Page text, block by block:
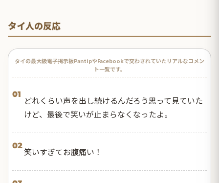
タイ人の反応
タイの最大級電子掲示板PantipやFacebookで交わされていたリアルなコメン
ト一覧です。
01
どれくらい声を出し続けるんだろう思って見ていた
けど、最後で笑いが止まらなくなったよ。
02
笑いすぎてお腹痛い！